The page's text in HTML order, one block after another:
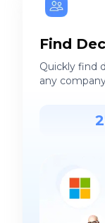
Find
Quickly find
any